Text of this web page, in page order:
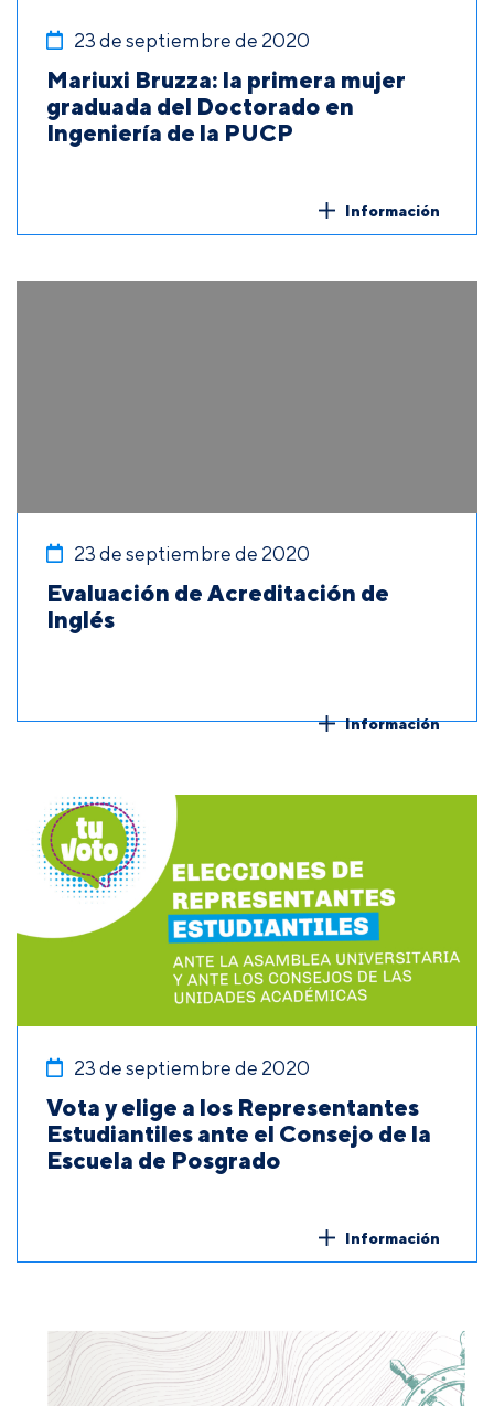
23 de septiembre de 2020
Mariuxi Bruzza: la primera mujer
graduada del Doctorado en
Ingeniería de la PUCP
Información
23 de septiembre de 2020
Evaluación de Acreditación de
Inglés
Información
23 de septiembre de 2020
Vota y elige a los Representantes
Estudiantiles ante el Consejo de la
Escuela de Posgrado
Información